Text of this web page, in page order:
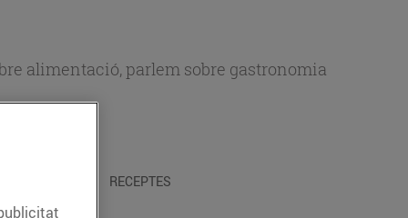
alimentació, parlem sobre gastronomia
RECEPTES